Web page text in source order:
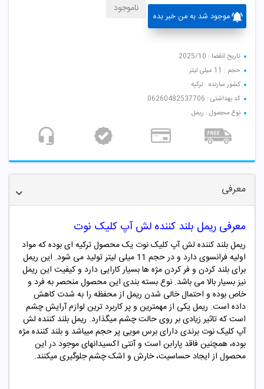
موجود شد به من خبر بده
ناموجود
تاریخ انقضا : 2025/10
حجم : 11 میلی لیتر
کشور سازنده : ترکیه
کد بهداشتی : 06260482537706
نوع محصول : ریمل
معرفی
معرفی ریمل بلند کننده لش آپ کلیک نوت
ریمل بلند کننده لش آپ کلیک نوت یک محصول ترکیه ای بوده که مواد
اولیه فرانسوی دارد و در حجم 11 میلی لیتر تولید می شود. این ریمل
برای بلند کردن و فر کردن مژه ها بسیار کارایی دارد و کیفیت این ریمل
نیز بسیار بالا می باشد. نوع بسته بندی این محصول منحصر به فرد و
خاص بوده و احتمال خالی شدن ریمل از محفظه را به شدت کاهش
داده است. ریمل یکی از مهمترین و پر کاربرد ترین لوازم آرایش چشم
است که تاثیر زیادی بر روی حالت چشم میگذارد. ریمل بلند کننده لش
آپ کلیک نوت برندی دارای برس مویی پر حجم میباشد و بلند کننده مژه
بوده، همچنین فاقد پارابن است و آنتی اکسیدانهای موجود در این
محصول از ایجاد حساسیت، خارش و اشک چشم جلوگیری میکنند.